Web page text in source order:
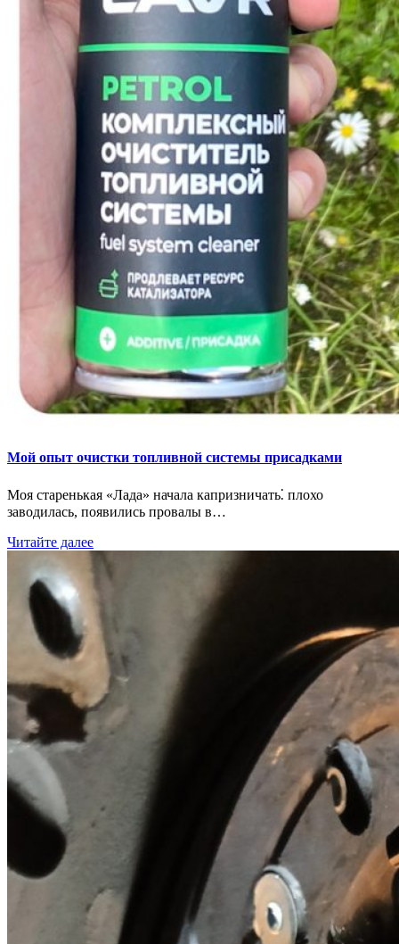
Мой опыт очистки топливной системы присадками
Моя старенькая «Лада» начала капризничать⁚ плохо
заводилась, появились провалы в…
Читайте далее